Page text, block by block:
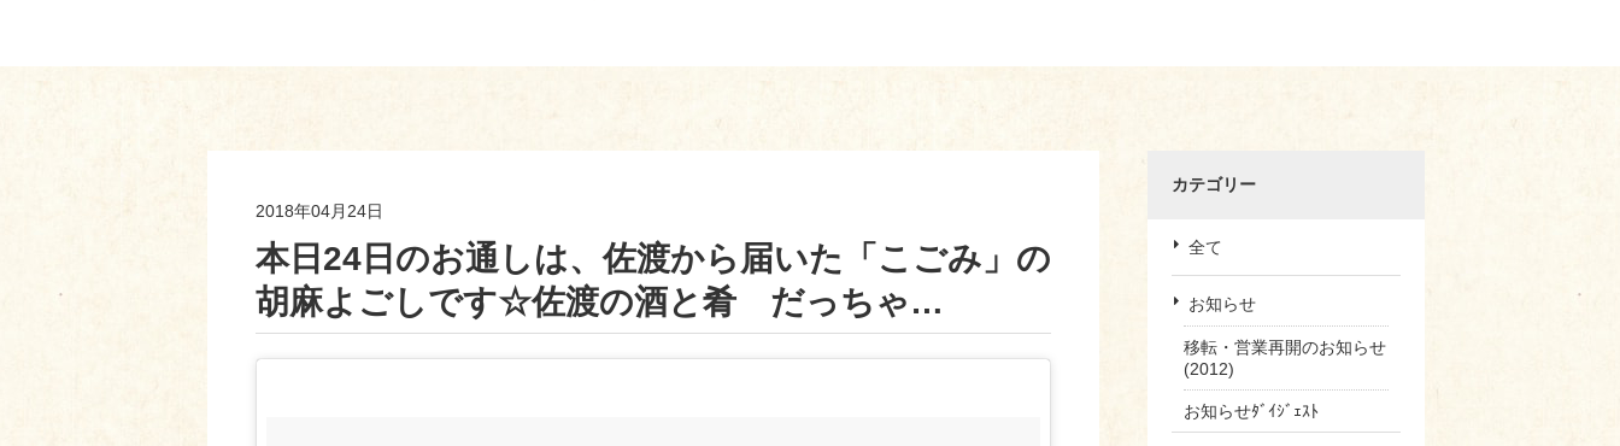
2018年04月24日
本日24日のお通しは、佐渡から届いた「こごみ」の
胡麻よごしです☆佐渡の酒と肴 だっちゃ…
カテゴリー
全て
お知らせ
移転・営業再開のお知らせ
(2012)
お知らせﾀﾞｲｼﾞｪｽﾄ